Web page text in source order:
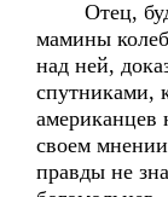
Отец,
мамины
над ней,
спутниками,
американцев
своем
правды не